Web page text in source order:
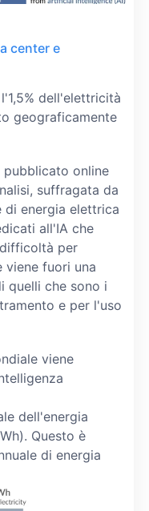
center e
dell'elettricità
geograficamente
pubblicato online
suffragata da
di energia elettrica
all'IA che
per
viene fuori una
quelli che sono i
e per l'uso
viene
dell'energia
Questo è
di energia